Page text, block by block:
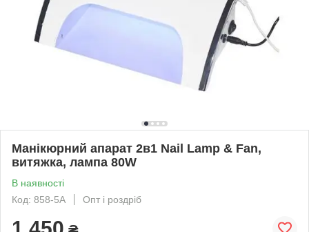
Манікюрний апарат 2в1 Nail Lamp & Fan,
витяжка, лампа 80W
В наявності
Код: 858-5A
Опт і роздріб